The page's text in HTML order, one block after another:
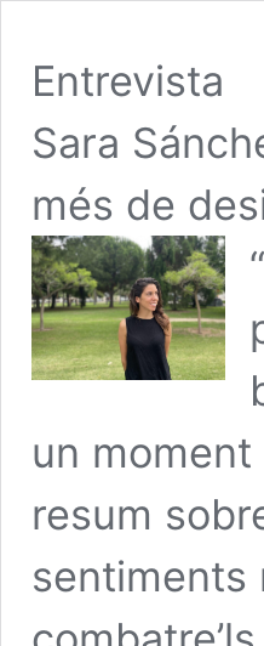
Entrevista
Sara
més de
un moment
resum
sentiments